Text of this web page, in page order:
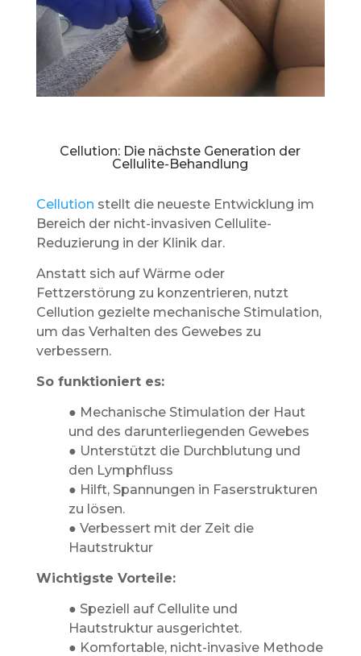
Cellution: Die nächste Generation der
Cellulite-Behandlung
Cellution stellt die neueste Entwicklung im
Bereich der nicht-invasiven Cellulite-
Reduzierung in der Klinik dar.
Anstatt sich auf Wärme oder
Fettzerstörung zu konzentrieren, nutzt
Cellution gezielte mechanische Stimulation,
um das Verhalten des Gewebes zu
verbessern.
So funktioniert es:
● Mechanische Stimulation der Haut
und des darunterliegenden Gewebes
● Unterstützt die Durchblutung und
den Lymphfluss
● Hilft, Spannungen in Faserstrukturen
zu lösen.
● Verbessert mit der Zeit die
Hautstruktur
Wichtigste Vorteile:
● Speziell auf Cellulite und
Hautstruktur ausgerichtet.
● Komfortable, nicht-invasive Methode